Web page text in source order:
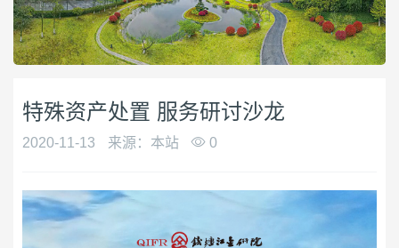
特殊资产处置 服务研讨沙龙
2020-11-13 来源：本站 0